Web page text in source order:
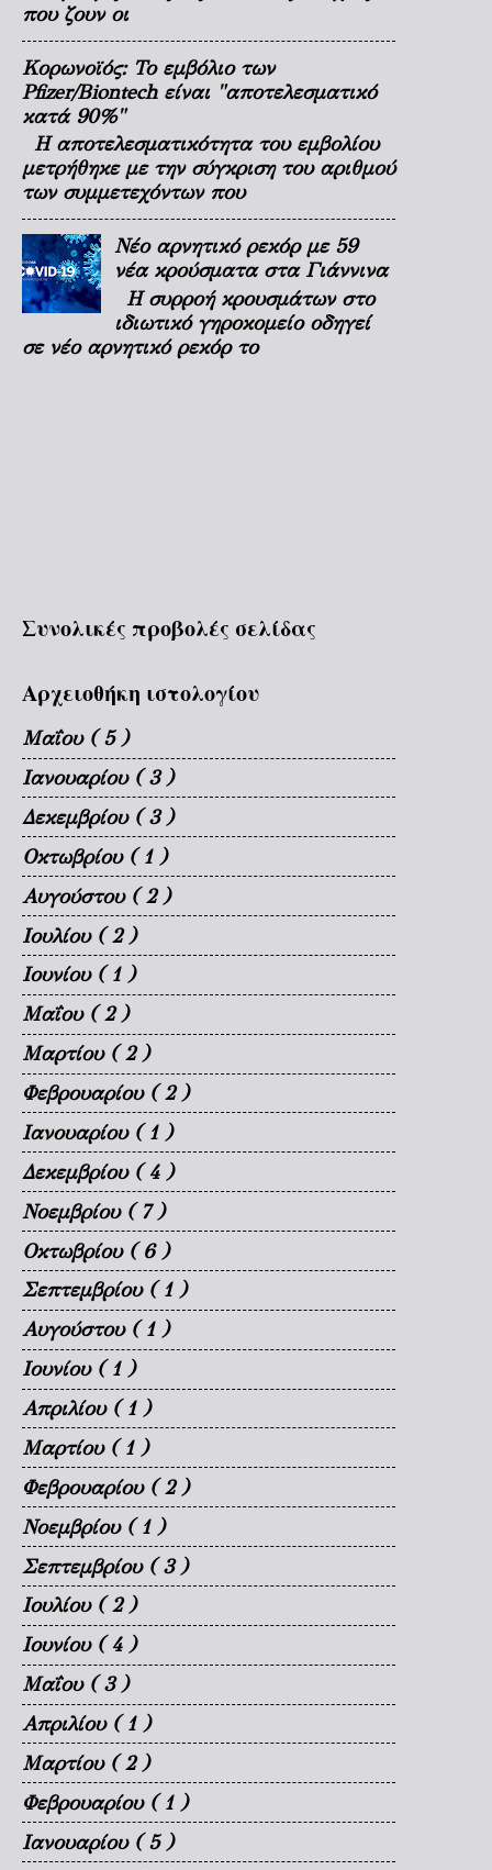
που ζουν οι
Κορωνοϊός: Το εμβόλιο των
Pfizer/Biontech είναι "αποτελεσματικό
κατά 90%"
Η αποτελεσματικότητα του εμβολίου
μετρήθηκε με την σύγκριση του αριθμού
των συμμετεχόντων που
Νέο αρνητικό ρεκόρ με 59
νέα κρούσματα στα Γιάννινα
Η συρροή κρουσμάτων στο
ιδιωτικό γηροκομείο οδηγεί
σε νέο αρνητικό ρεκόρ το
Συνολικές προβολές σελίδας
Αρχειοθήκη ιστολογίου
Μαΐου ( 5 )
Ιανουαρίου ( 3 )
Δεκεμβρίου ( 3 )
Οκτωβρίου ( 1 )
Αυγούστου ( 2 )
Ιουλίου ( 2 )
Ιουνίου ( 1 )
Μαΐου ( 2 )
Μαρτίου ( 2 )
Φεβρουαρίου ( 2 )
Ιανουαρίου ( 1 )
Δεκεμβρίου ( 4 )
Νοεμβρίου ( 7 )
Οκτωβρίου ( 6 )
Σεπτεμβρίου ( 1 )
Αυγούστου ( 1 )
Ιουνίου ( 1 )
Απριλίου ( 1 )
Μαρτίου ( 1 )
Φεβρουαρίου ( 2 )
Νοεμβρίου ( 1 )
Σεπτεμβρίου ( 3 )
Ιουλίου ( 2 )
Ιουνίου ( 4 )
Μαΐου ( 3 )
Απριλίου ( 1 )
Μαρτίου ( 2 )
Φεβρουαρίου ( 1 )
Ιανουαρίου ( 5 )